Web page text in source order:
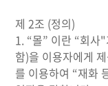
제 2조 (정의)
1. “몰” 이란 “회사
함)을 이용자에게
를 이용하여 “재화